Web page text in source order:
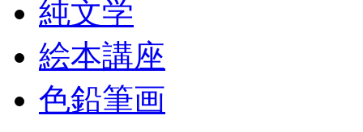
純文学
絵本講座
色鉛筆画